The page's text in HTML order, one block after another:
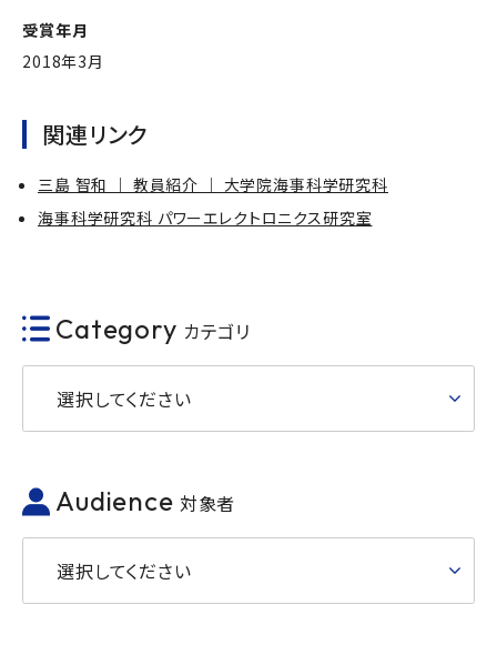
受賞年月
2018年3月
関連リンク
三島 智和 ｜ 教員紹介 ｜ 大学院海事科学研究科
海事科学研究科 パワーエレクトロニクス研究室
Category カテゴリ
選択してください
Audience 対象者
選択してください